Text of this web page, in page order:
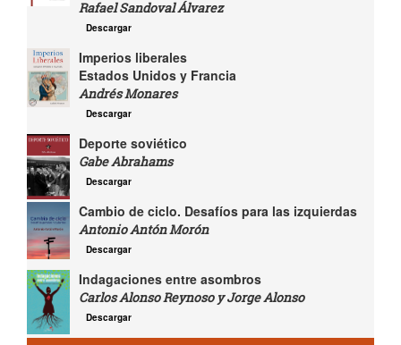
Rafael Sandoval Álvarez
Descargar
Imperios liberales
Estados Unidos y Francia
Andrés Monares
Descargar
Deporte soviético
Gabe Abrahams
Descargar
Cambio de ciclo. Desafíos para las izquierdas
Antonio Antón Morón
Descargar
Indagaciones entre asombros
Carlos Alonso Reynoso y Jorge Alonso
Descargar